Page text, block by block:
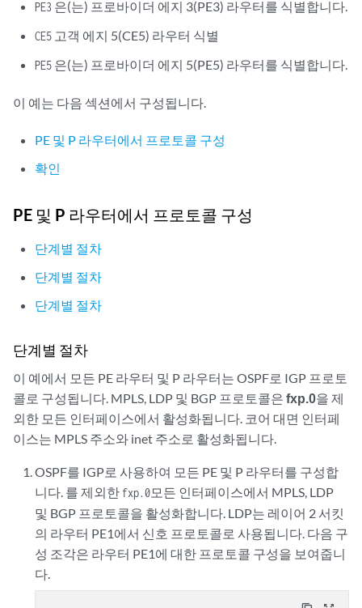
PE3 은(는) 프로바이더 에지 3(PE3) 라우터를 식별합니다.
CE5 고객 에지 5(CE5) 라우터 식별
PE5 은(는) 프로바이더 에지 5(PE5) 라우터를 식별합니다.
이 예는 다음 섹션에서 구성됩니다.
PE 및 P 라우터에서 프로토콜 구성
확인
PE 및 P 라우터에서 프로토콜 구성
단계별 절차
단계별 절차
단계별 절차
단계별 절차
이 예에서 모든 PE 라우터 및 P 라우터는 OSPF로 IGP 프로토
콜로 구성됩니다. MPLS, LDP 및 BGP 프로토콜은 fxp.0을 제
외한 모든 인터페이스에서 활성화됩니다. 코어 대면 인터페
이스는 MPLS 주소와 inet 주소로 활성화됩니다.
OSPF를 IGP로 사용하여 모든 PE 및 P 라우터를 구성합
니다. 를 제외한 fxp.0모든 인터페이스에서 MPLS, LDP
및 BGP 프로토콜을 활성화합니다. LDP는 레이어 2 서킷
의 라우터 PE1에서 신호 프로토콜로 사용됩니다. 다음 구
성 조각은 라우터 PE1에 대한 프로토콜 구성을 보여줍니
다.